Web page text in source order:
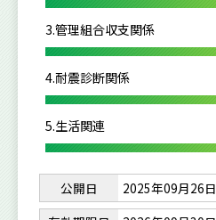
3.管理組合収支関係
4.耐震診断関係
5.生活関連
公開日
2025年09月26日